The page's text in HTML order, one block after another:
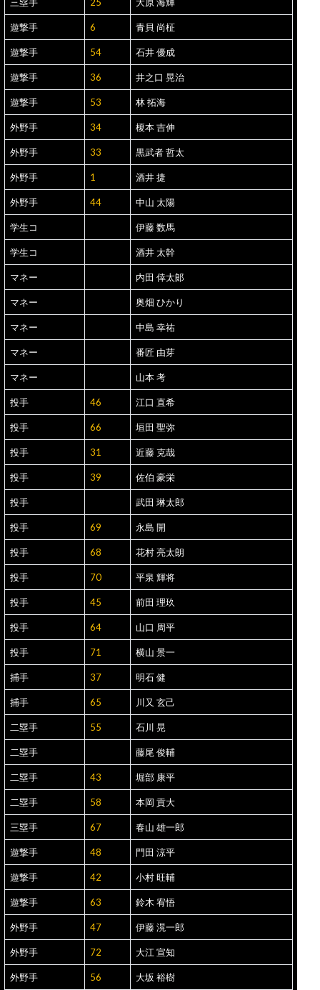
三塁手 25 大原 海輝
遊撃手 6 青貝 尚柾
遊撃手 54 石井 優成
遊撃手 36 井之口 晃治
遊撃手 53 林 拓海
外野手 34 榎本 吉伸
外野手 33 黒武者 哲太
外野手 1 酒井 捷
外野手 44 中山 太陽
学生コ 伊藤 数馬
学生コ 酒井 太幹
マネー 内田 倖太郞
マネー 奥畑 ひかり
マネー 中島 幸祐
マネー 番匠 由芽
マネー 山本 考
投手 46 江口 直希
投手 66 垣田 聖弥
投手 31 近藤 克哉
投手 39 佐伯 豪栄
投手 武田 琳太郎
投手 69 永島 開
投手 68 花村 亮太朗
投手 70 平泉 輝将
投手 45 前田 理玖
投手 64 山口 周平
投手 71 横山 景一
捕手 37 明石 健
捕手 65 川又 玄己
二塁手 55 石川 晃
二塁手 藤尾 俊輔
二塁手 43 堀部 康平
二塁手 58 本岡 貢大
三塁手 67 春山 雄一郎
遊撃手 48 門田 涼平
遊撃手 42 小村 旺輔
遊撃手 63 鈴木 宥悟
外野手 47 伊藤 滉一郎
外野手 72 大江 宣知
外野手 56 大坂 裕樹